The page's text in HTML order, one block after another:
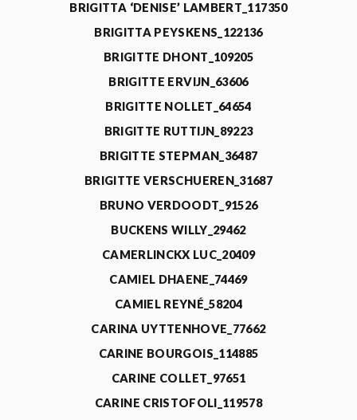
BRIGITTA ‘DENISE’ LAMBERT_117350
BRIGITTA PEYSKENS_122136
BRIGITTE DHONT_109205
BRIGITTE ERVIJN_63606
BRIGITTE NOLLET_64654
BRIGITTE RUTTIJN_89223
BRIGITTE STEPMAN_36487
BRIGITTE VERSCHUEREN_31687
BRUNO VERDOODT_91526
BUCKENS WILLY_29462
CAMERLINCKX LUC_20409
CAMIEL DHAENE_74469
CAMIEL REYNÉ_58204
CARINA UYTTENHOVE_77662
CARINE BOURGOIS_114885
CARINE COLLET_97651
CARINE CRISTOFOLI_119578